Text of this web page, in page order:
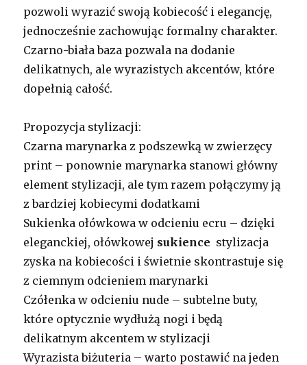
pozwoli wyrazić swoją kobiecość i elegancję,
jednocześnie zachowując formalny charakter.
Czarno-biała baza pozwala na dodanie
delikatnych, ale wyrazistych akcentów, które
dopełnią całość.
Propozycja stylizacji:
Czarna marynarka z podszewką w zwierzęcy
print – ponownie marynarka stanowi główny
element stylizacji, ale tym razem połączymy ją
z bardziej kobiecymi dodatkami
Sukienka ołówkowa w odcieniu ecru – dzięki
eleganckiej, ołówkowej sukience stylizacja
zyska na kobiecości i świetnie skontrastuje się
z ciemnym odcieniem marynarki
Czółenka w odcieniu nude – subtelne buty,
które optycznie wydłużą nogi i będą
delikatnym akcentem w stylizacji
Wyrazista biżuteria – warto postawić na jeden